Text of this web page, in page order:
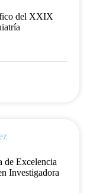
del XXIX
de Excelencia
Investigadora